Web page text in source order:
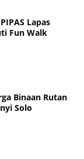
Lapas
Fun Walk
Binaan Rutan
Solo